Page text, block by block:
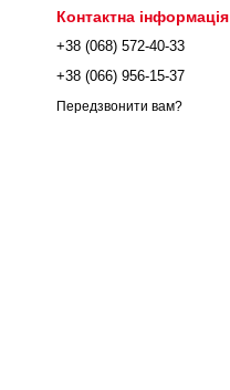
Контактна інформація
+38 (068) 572-40-33
+38 (066) 956-15-37
Передзвонити вам?